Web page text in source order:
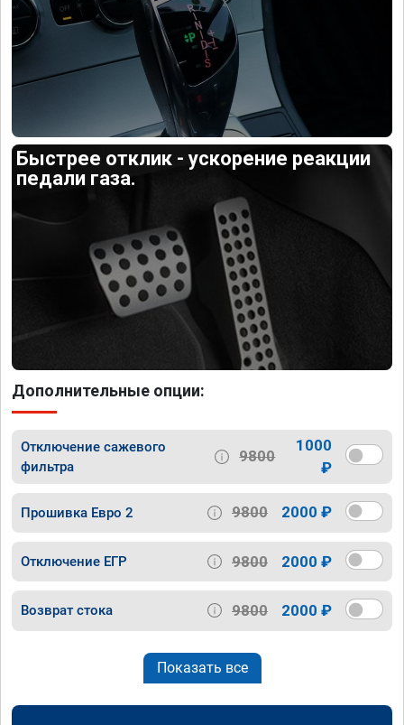
Быстрее отклик - ускорение реакции
педали газа.
Дополнительные опции:
Отключение сажевого
фильтра
9800
1000
₽
Прошивка Евро 2 9800 2000 ₽
Отключение ЕГР 9800 2000 ₽
Возврат стока 9800 2000 ₽
Показать все